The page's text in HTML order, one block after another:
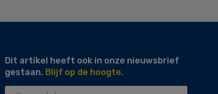
Dit artikel heeft ook in onze nieuwsbrief
gestaan. Blijf op de hoogte.
Uw